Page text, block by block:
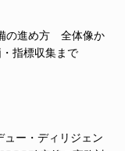
の進め方 全体像か
指標収集まで
ュー・ディリジェン